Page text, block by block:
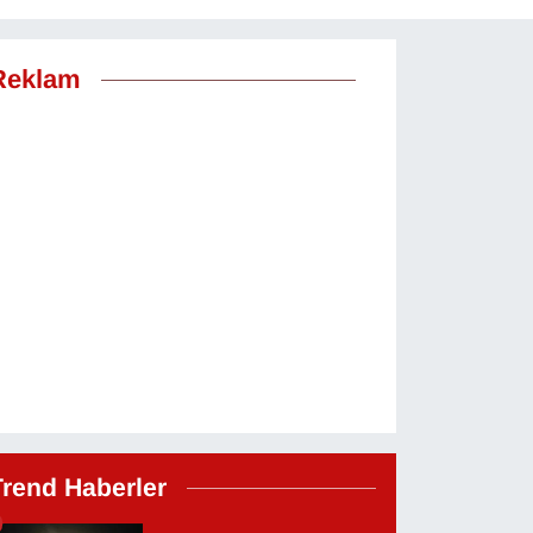
Haberler